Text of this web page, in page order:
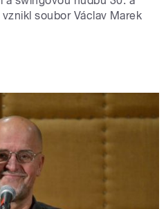
soubor Václav Marek